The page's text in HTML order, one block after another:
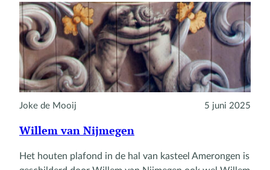
Joke de Mooij 5 juni 2025
Willem van Nijmegen
Het houten plafond in de hal van kasteel Amerongen is